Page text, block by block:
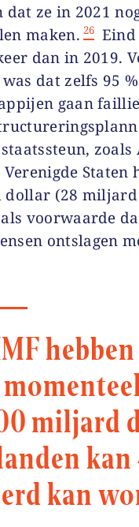
ze in 2021
maken. 26
dan in 2019.
dat zelfs 95
gaan
zoals
Staten
(28
voorwaarde
ontslagen
miljard
kan
kan